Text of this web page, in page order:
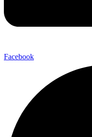
Facebook